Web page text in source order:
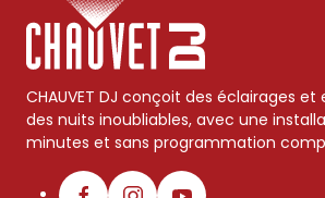
CHAUVET DJ conçoit des éclairages
des nuits inoubliables, avec une
minutes et sans programmation